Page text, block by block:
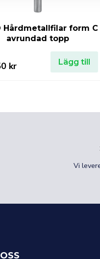
Hårdmetallfilar form C
avrundad topp
kr Lägg till
Vi